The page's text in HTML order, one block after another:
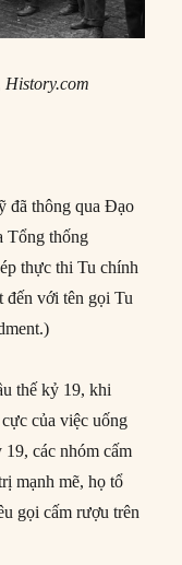
History.com
đã thông qua Đạo
Tổng thống
thực thi Tu chính
đến với tên gọi Tu
thế kỷ 19, khi
của việc uống
các nhóm cấm
mạnh mẽ, họ tổ
gọi cấm rượu trên
Quốc hội Mỹ ra luật